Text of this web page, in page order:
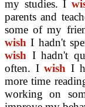
my studies. I
parents and
some of my
wish I hadn't
wish I hadn't
often. Iwish I
more time
working on